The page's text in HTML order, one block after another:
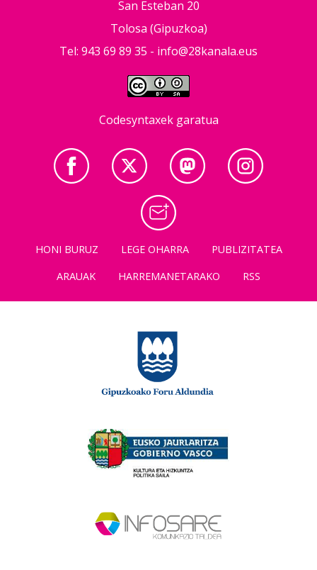
San Esteban 20
Tolosa (Gipuzkoa)
Tel: 943 69 89 35 - info@28kanala.eus
Codesyntaxek garatua
HONI BURUZ LEGE OHARRA
PUBLIZITATEA
ARAUAK
HARREMANETARAKO RSS